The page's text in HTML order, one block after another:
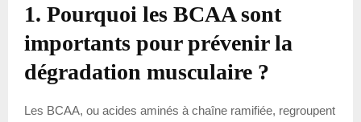
1. Pourquoi les BCAA sont
importants pour prévenir la
dégradation musculaire ?
Les BCAA, ou acides aminés à chaîne ramifiée, regroupent